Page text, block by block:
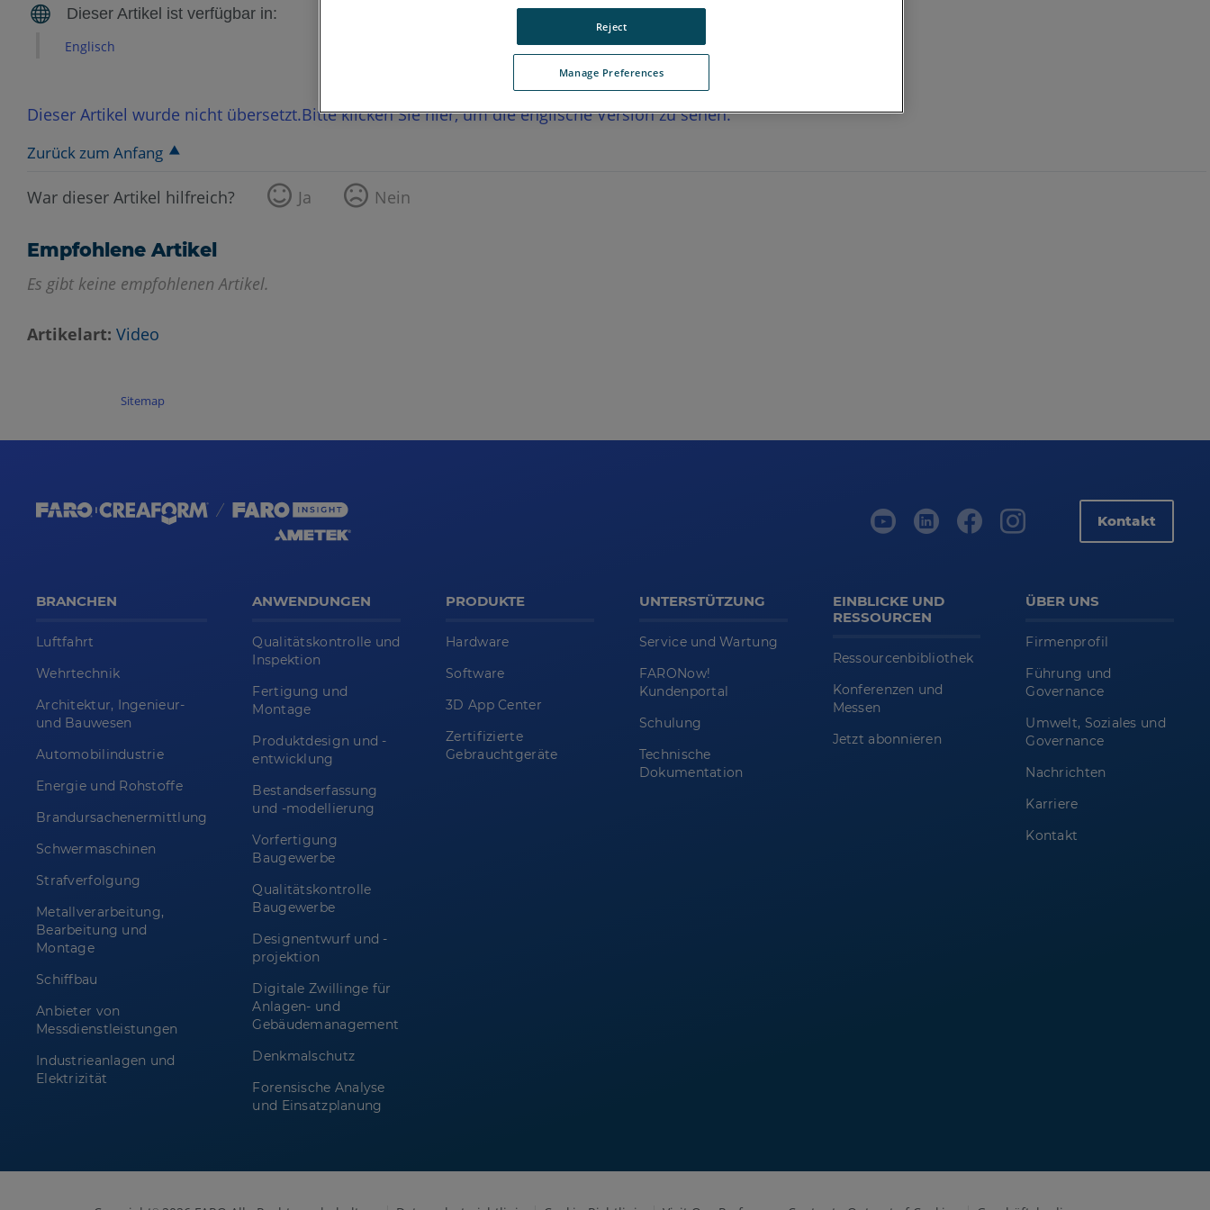
Englisch
Dieser Artikel wurde nicht übersetzt.Bitte klicken Sie hier, um die englische Version zu sehen.
Zurück zum Anfang
War dieser Artikel hilfreich? Ja Nein
Empfohlene Artikel
Es gibt keine empfohlenen Artikel.
Artikelart Video
Sitemap
Kontakt
BRANCHEN
Luftfahrt
Wehrtechnik
Architektur, Ingenieur-
und Bauwesen
Automobilindustrie
Energie und Rohstoffe
Brandursachenermittlung
Schwermaschinen
Strafverfolgung
Metallverarbeitung,
Bearbeitung und
Montage
Schiffbau
Anbieter von
Messdienstleistungen
Industrieanlagen und
Elektrizität
ANWENDUNGEN
Qualitätskontrolle und
Inspektion
Fertigung und
Montage
Produktdesign und -
entwicklung
Bestandserfassung
und -modellierung
Vorfertigung
Baugewerbe
Qualitätskontrolle
Baugewerbe
Designentwurf und -
projektion
Digitale Zwillinge für
Anlagen- und
Gebäudemanagement
Denkmalschutz
Forensische Analyse
und Einsatzplanung
PRODUKTE
Hardware
Software
3D App Center
Zertifizierte
Gebrauchtgeräte
UNTERSTÜTZUNG
Service und Wartung
FARONow!
Kundenportal
Schulung
Technische
Dokumentation
EINBLICKE UND
RESSOURCEN
Ressourcenbibliothek
Konferenzen und
Messen
Jetzt abonnieren
ÜBER UNS
Firmenprofil
Führung und
Governance
Umwelt, Soziales und
Governance
Nachrichten
Karriere
Kontakt
Manage Preferences
Reject